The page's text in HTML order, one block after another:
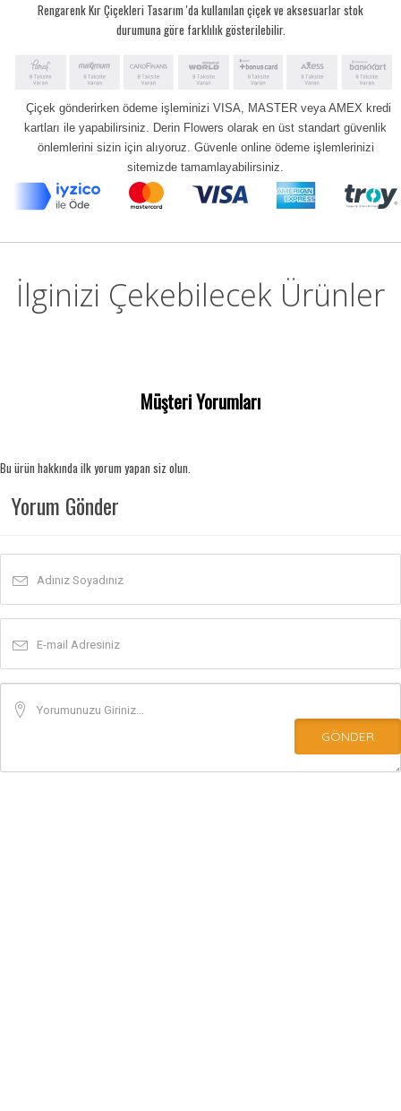
Rengarenk Kır Çiçekleri Tasarım 'da kullanılan çiçek ve aksesuarlar stok
durumuna göre farklılık gösterilebilir.
Çiçek gönderirken ödeme işleminizi VISA, MASTER veya AMEX kredi
kartları ile yapabilirsiniz. Derin Flowers olarak en üst standart güvenlik
önlemlerini sizin için alıyoruz. Güvenle online ödeme işlemlerinizi
sitemizde tamamlayabilirsiniz.
İlginizi Çekebilecek Ürünler
Müşteri Yorumları
Bu ürün hakkında ilk yorum yapan siz olun.
Yorum Gönder